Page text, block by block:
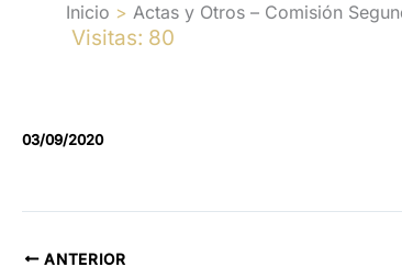
Inicio Actas y Otros – Comisión
Visitas: 80
03/09/2020
ANTERIOR